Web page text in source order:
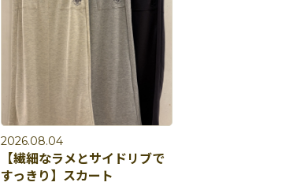
2026.08.04
【繊細なラメとサイドリブで
すっきり】スカート